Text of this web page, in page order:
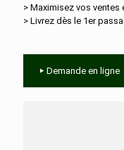
> Maximisez vos ventes
> Livrez dès le 1er
Demande en ligne